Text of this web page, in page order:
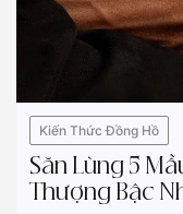
Kiến Thức Đồng Hồ
Săn Lùng 5
Thượng Bậc